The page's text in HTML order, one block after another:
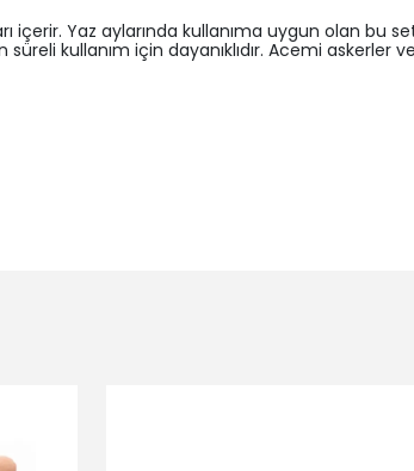
Yaz aylarında kullanıma uygun olan bu
kullanım için dayanıklıdır. Acemi askerler